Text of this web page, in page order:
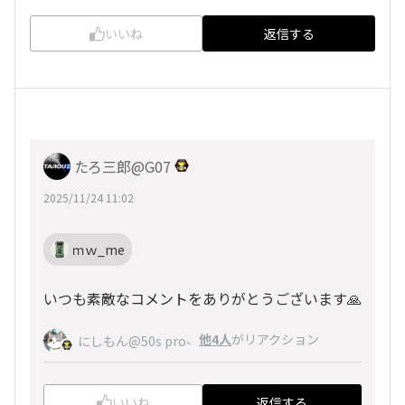
いいね 返信する
たろ三郎@G07
2025/11/24 11:02
ｍｗ_me
いつも素敵なコメントをありがとうございます🙏
にしもん@50s pro、 他4人がリアクション